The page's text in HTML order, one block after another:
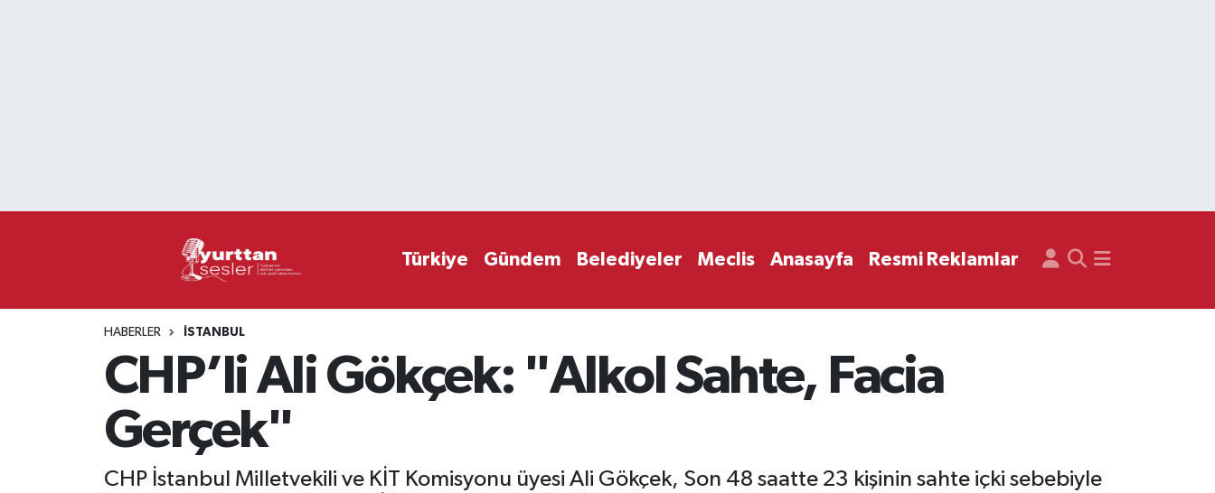
Türkiye Gündem Belediyeler Meclis Anasayfa Resmi Reklamlar
HABERLER İSTANBUL
CHP’li Ali Gökçek: "Alkol Sahte, Facia
Gerçek"
CHP İstanbul Milletvekili ve KİT Komisyonu üyesi Ali Gökçek, Son 48 saatte 23 kişinin sahte içki sebebiyle
Süper Lig Puan Durumu ve Fikstür
Haber Arşivi